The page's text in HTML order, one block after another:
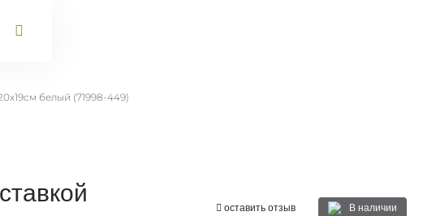
белый (71998-449)
оставить отзыв В наличии